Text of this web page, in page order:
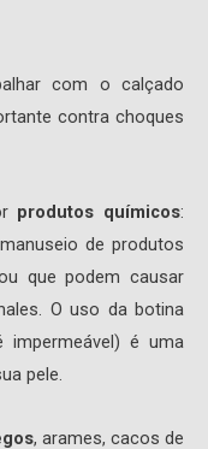
com o calçado
contra choques
produtos químicos:
de produtos
que podem causar
O uso da botina
é uma
pele.
, arames, cacos de